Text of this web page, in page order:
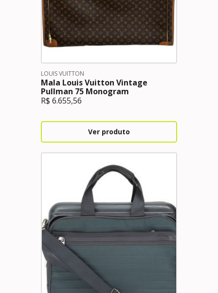
LOUIS VUITTON
Mala Louis Vuitton Vintage
Pullman 75 Monogram
R$ 6.655,56
Ver produto